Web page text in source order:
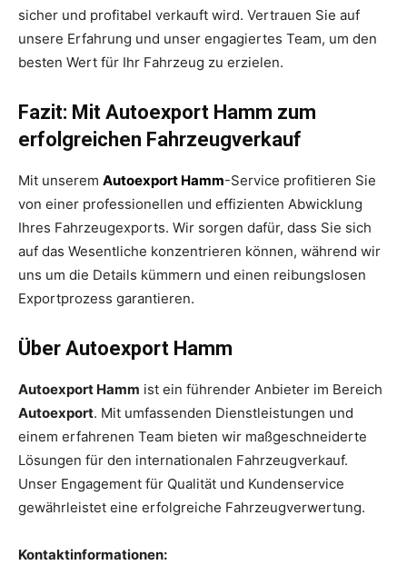
sicher und profitabel verkauft wird. Vertrauen Sie auf
unsere Erfahrung und unser engagiertes Team, um den
besten Wert für Ihr Fahrzeug zu erzielen.
Fazit: Mit Autoexport Hamm zum
erfolgreichen Fahrzeugverkauf
Mit unserem Autoexport Hamm-Service profitieren Sie
von einer professionellen und effizienten Abwicklung
Ihres Fahrzeugexports. Wir sorgen dafür, dass Sie sich
auf das Wesentliche konzentrieren können, während wir
uns um die Details kümmern und einen reibungslosen
Exportprozess garantieren.
Über Autoexport Hamm
Autoexport Hamm ist ein führender Anbieter im Bereich
Autoexport. Mit umfassenden Dienstleistungen und
einem erfahrenen Team bieten wir maßgeschneiderte
Lösungen für den internationalen Fahrzeugverkauf.
Unser Engagement für Qualität und Kundenservice
gewährleistet eine erfolgreiche Fahrzeugverwertung.
Kontaktinformationen: